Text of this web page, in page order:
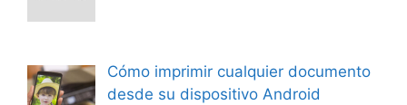
Cómo imprimir cualquier documento
desde su dispositivo Android